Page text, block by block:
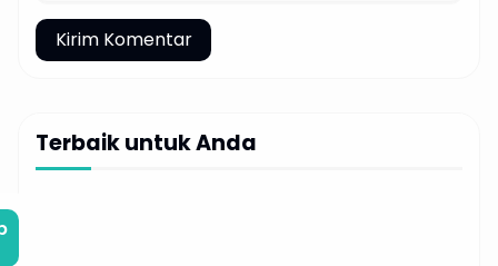
Terbaik untuk Anda